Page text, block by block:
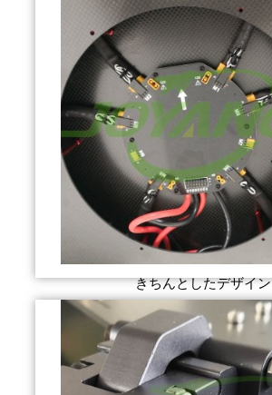
きちんとしたデザイン